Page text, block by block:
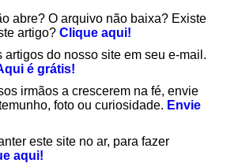
abre? O arquivo não baixa? Existe
artigo? Clique aqui!
artigos do nosso site em seu e-mail.
é grátis!
irmãos a crescerem na fé, envie
foto ou curiosidade. Envie
este site no ar, para fazer
aqui!